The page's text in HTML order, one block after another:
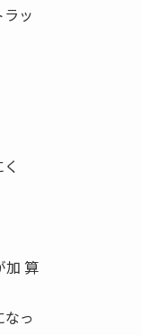
ッ
加 算
っ